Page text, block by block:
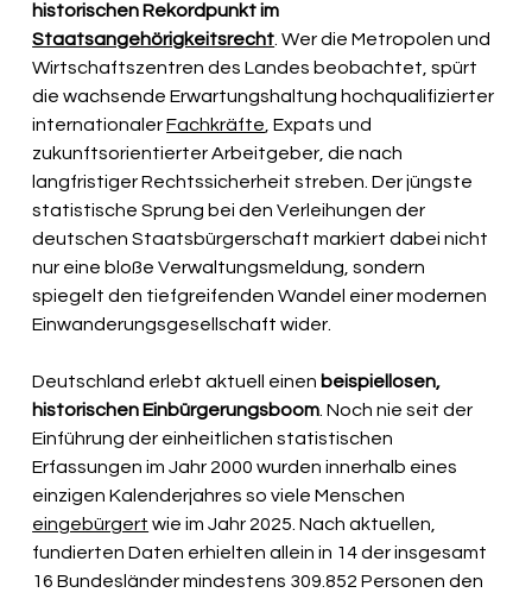
historischen Rekordpunkt im
Staatsangehörigkeitsrecht . Wer die Metropolen und
Wirtschaftszentren des Landes beobachtet, spürt
die wachsende Erwartungshaltung hochqualifizierter
internationaler Fachkräfte , Expats und
zukunftsorientierter Arbeitgeber, die nach
langfristiger Rechtssicherheit streben. Der jüngste
statistische Sprung bei den Verleihungen der
deutschen Staatsbürgerschaft markiert dabei nicht
nur eine bloße Verwaltungsmeldung, sondern
spiegelt den tiefgreifenden Wandel einer modernen
Einwanderungsgesellschaft wider.
Deutschland erlebt aktuell einen beispiellosen,
historischen Einbürgerungsboom . Noch nie seit der
Einführung der einheitlichen statistischen
Erfassungen im Jahr 2000 wurden innerhalb eines
einzigen Kalenderjahres so viele Menschen
eingebürgert wie im Jahr 2025. Nach aktuellen,
fundierten Daten erhielten allein in 14 der insgesamt
16 Bundesländer mindestens 309.852 Personen den